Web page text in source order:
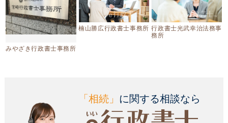
みやざき行政書士事務所
楠山勝広行政書士事務所 行政書士光武幸治法務事
務所
「相続」 に関する相談なら